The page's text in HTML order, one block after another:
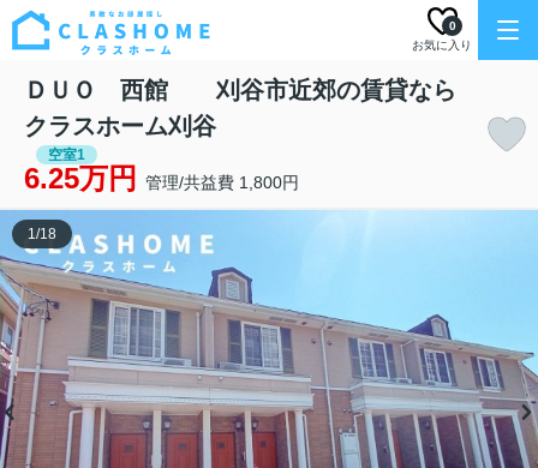
お気に入り
0
ＤＵＯ 西館 刈谷市近郊の賃貸なら
クラスホーム刈谷
空室1
6.25万円 管理/共益費 1,800円
1/18